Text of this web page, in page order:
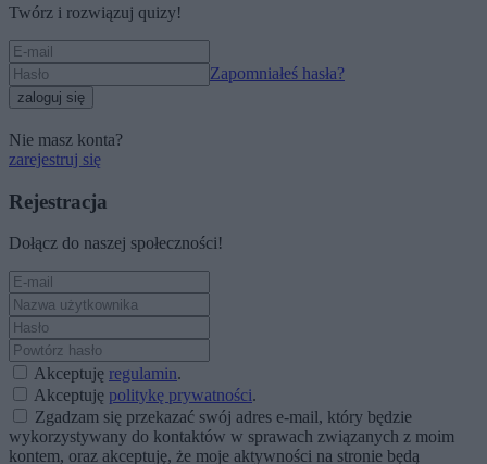
Twórz i rozwiązuj quizy!
Zapomniałeś hasła?
zaloguj się
Nie masz konta?
zarejestruj się
Rejestracja
Dołącz do naszej społeczności!
Akceptuję regulamin.
Akceptuję politykę prywatności.
Zgadzam się przekazać swój adres e-mail, który będzie
wykorzystywany do kontaktów w sprawach związanych z moim
kontem, oraz akceptuję, że moje aktywności na stronie będą